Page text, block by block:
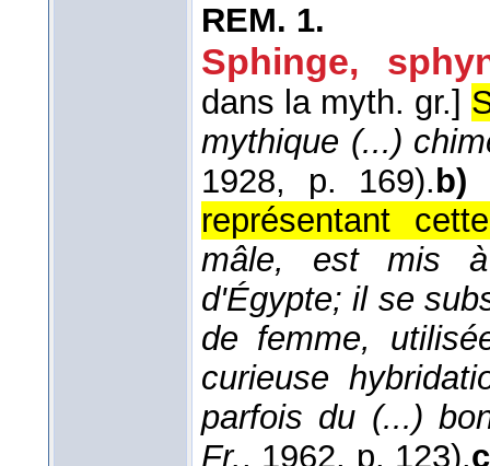
REM. 1.
Sphinge,
dans la myth. gr.]
mythique (...)
1928, p. 169).b)
représentant
mâle, est mis
d'Égypte; il se
de femme,
curieuse
parfois du (...)
Fr., 1962, p. 123).